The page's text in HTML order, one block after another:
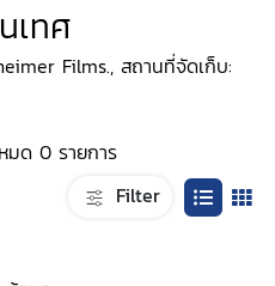
เทศ
Films., สถานที่จัดเก็บ:
มด 0 รายการ
Filter